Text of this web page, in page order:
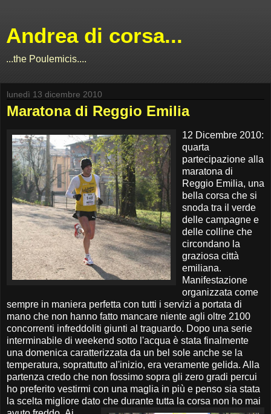
Andrea di corsa...
...the Poulemicis....
lunedì 13 dicembre 2010
Maratona di Reggio Emilia
12 Dicembre 2010:
quarta
partecipazione alla
maratona di
Reggio Emilia, una
bella corsa che si
snoda tra il verde
delle campagne e
delle colline che
circondano la
graziosa città
emiliana.
Manifestazione
organizzata come
sempre in maniera perfetta con tutti i servizi a portata di
mano che non hanno fatto mancare niente agli oltre 2100
concorrenti infreddoliti giunti al traguardo. Dopo una serie
interminabile di weekend sotto l'acqua è stata finalmente
una domenica caratterizzata da un bel sole anche se la
temperatura, soprattutto al'inizio, era veramente gelida. Alla
partenza credo che non fossimo sopra gli zero gradi percui
ho preferito vestirmi con una maglia in più e penso sia stata
la scelta migliore dato che durante tutta la corsa non ho mai